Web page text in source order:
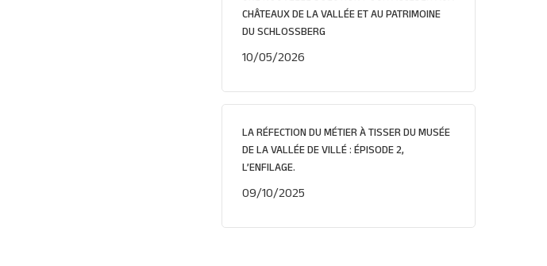
CHÂTEAUX DE LA VALLÉE ET AU PATRIMOINE
DU SCHLOSSBERG
10/05/2026
LA RÉFECTION DU MÉTIER À TISSER DU MUSÉE
DE LA VALLÉE DE VILLÉ : ÉPISODE 2,
L’ENFILAGE.
09/10/2025